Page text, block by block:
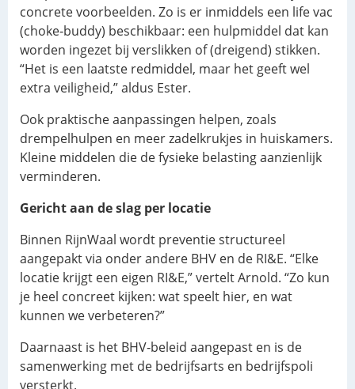
concrete voorbeelden. Zo is er inmiddels een life vac
(choke‑buddy) beschikbaar: een hulpmiddel dat kan
worden ingezet bij verslikken of (dreigend) stikken.
“Het is een laatste redmiddel, maar het geeft wel
extra veiligheid,” aldus Ester.
Ook praktische aanpassingen helpen, zoals
drempelhulpen en meer zadelkrukjes in huiskamers.
Kleine middelen die de fysieke belasting aanzienlijk
verminderen.
Gericht aan de slag per locatie
Binnen RijnWaal wordt preventie structureel
aangepakt via onder andere BHV en de RI&E. “Elke
locatie krijgt een eigen RI&E,” vertelt Arnold. “Zo kun
je heel concreet kijken: wat speelt hier, en wat
kunnen we verbeteren?”
Daarnaast is het BHV‑beleid aangepast en is de
samenwerking met de bedrijfsarts en bedrijfspoli
versterkt.